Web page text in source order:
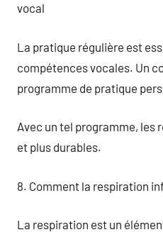
vocal
La pratique régulière est
compétences vocales. Un
programme de pratique
Avec un tel programme, les
et plus durables.
8. Comment la respiration
La respiration est un